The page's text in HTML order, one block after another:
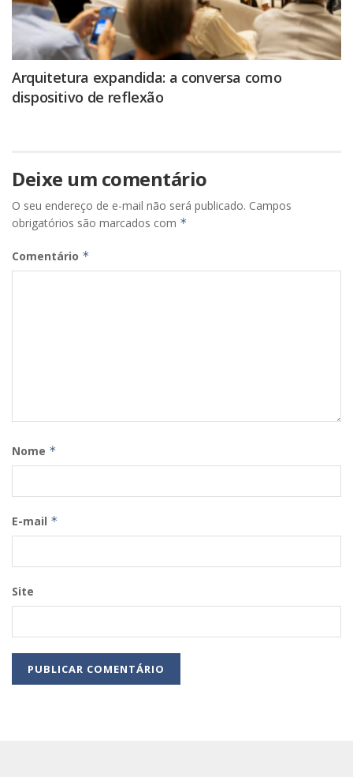
Arquitetura expandida: a conversa como
dispositivo de reflexão
Deixe um comentário
O seu endereço de e-mail não será publicado. Campos
obrigatórios são marcados com *
Comentário *
Nome *
E-mail *
Site